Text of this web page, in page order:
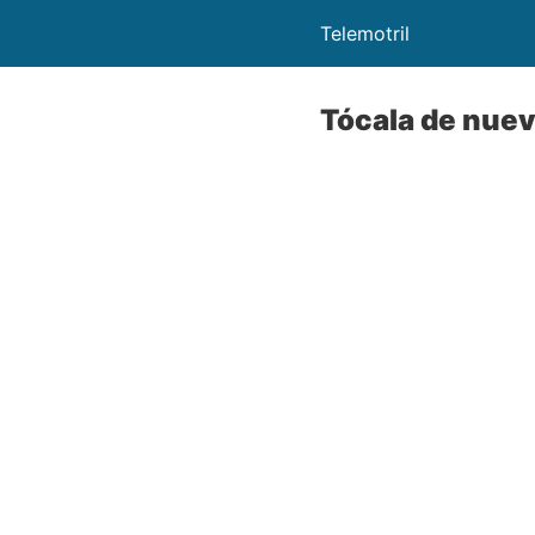
Telemotril
Tócala de